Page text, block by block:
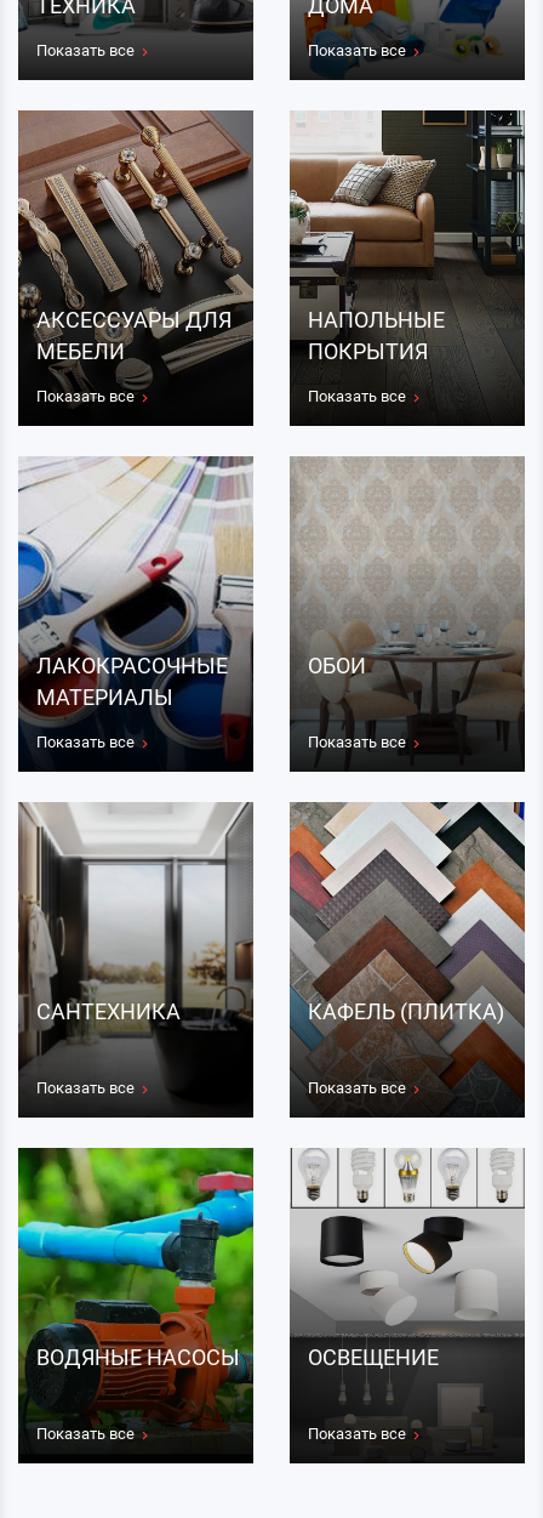
ТЕХНИКА
Показать все
ДОМА
Показать все
АКСЕССУАРЫ ДЛЯ
МЕБЕЛИ
Показать все
НАПОЛЬНЫЕ
ПОКРЫТИЯ
Показать все
ЛАКОКРАСОЧНЫЕ
МАТЕРИАЛЫ
Показать все
ОБОИ
Показать все
САНТЕХНИКА
Показать все
КАФЕЛЬ (ПЛИТКА)
Показать все
ВОДЯНЫЕ НАСОСЫ
Показать все
ОСВЕЩЕНИЕ
Показать все